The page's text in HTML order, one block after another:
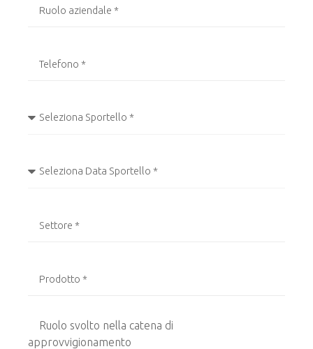
Ruolo svolto nella catena di
approvvigionamento